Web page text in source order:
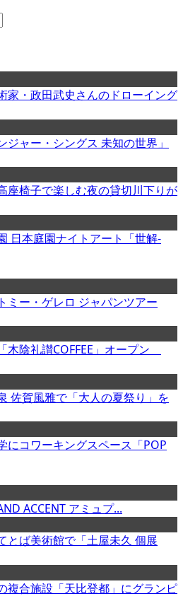
家・政田武史さんのドローイング
ジャー・シングス 未知の世界」
座椅子で楽しむ夜の貸切川下りが
日本庭園ナイトアート「世解-
ミー・ゲレロ ジャパンツアー
木陰礼讃COFFEE」オープン
佐賀風雅で「大人の夏祭り」を
にコワーキングスペース「POP
ACCENT アミュプ...
とば美術館で「土屋未久 個展
複合施設「天比登都」にグランピ